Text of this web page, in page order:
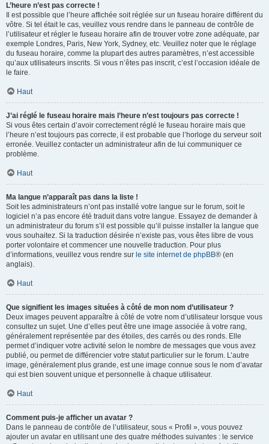
L’heure n’est pas correcte !
Il est possible que l’heure affichée soit réglée sur un fuseau horaire différent du
vôtre. Si tel était le cas, veuillez vous rendre dans le panneau de contrôle de
l’utilisateur et régler le fuseau horaire afin de trouver votre zone adéquate, par
exemple Londres, Paris, New York, Sydney, etc. Veuillez noter que le réglage
du fuseau horaire, comme la plupart des autres paramètres, n’est accessible
qu’aux utilisateurs inscrits. Si vous n’êtes pas inscrit, c’est l’occasion idéale de
le faire.
Haut
J’ai réglé le fuseau horaire mais l’heure n’est toujours pas correcte !
Si vous êtes certain d’avoir correctement réglé le fuseau horaire mais que
l’heure n’est toujours pas correcte, il est probable que l’horloge du serveur soit
erronée. Veuillez contacter un administrateur afin de lui communiquer ce
problème.
Haut
Ma langue n’apparaît pas dans la liste !
Soit les administrateurs n’ont pas installé votre langue sur le forum, soit le
logiciel n’a pas encore été traduit dans votre langue. Essayez de demander à
un administrateur du forum s’il est possible qu’il puisse installer la langue que
vous souhaitez. Si la traduction désirée n’existe pas, vous êtes libre de vous
porter volontaire et commencer une nouvelle traduction. Pour plus
d’informations, veuillez vous rendre sur le site internet de phpBB® (en
anglais).
Haut
Que signifient les images situées à côté de mon nom d’utilisateur ?
Deux images peuvent apparaître à côté de votre nom d’utilisateur lorsque vous
consultez un sujet. Une d’elles peut être une image associée à votre rang,
généralement représentée par des étoiles, des carrés ou des ronds. Elle
permet d’indiquer votre activité selon le nombre de messages que vous avez
publié, ou permet de différencier votre statut particulier sur le forum. L’autre
image, généralement plus grande, est une image connue sous le nom d’avatar
qui est bien souvent unique et personnelle à chaque utilisateur.
Haut
Comment puis-je afficher un avatar ?
Dans le panneau de contrôle de l’utilisateur, sous « Profil », vous pouvez
ajouter un avatar en utilisant une des quatre méthodes suivantes : le service